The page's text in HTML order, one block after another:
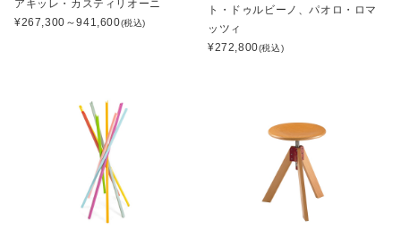
アキッレ・カスティリオーニ
¥267,300～941,600(税込)
ト・ドゥルビーノ、パオロ・ロマ
ッツィ
¥272,800(税込)